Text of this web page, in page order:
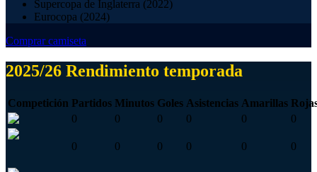
Supercopa de Inglaterra (2022)
Eurocopa (2024)
Comprar camiseta
2025/26 Rendimiento temporada
Competición Partidos Minutos Goles Asistencias Amarillas
0
0 0 0 0 0
0 0 0 0 0 0